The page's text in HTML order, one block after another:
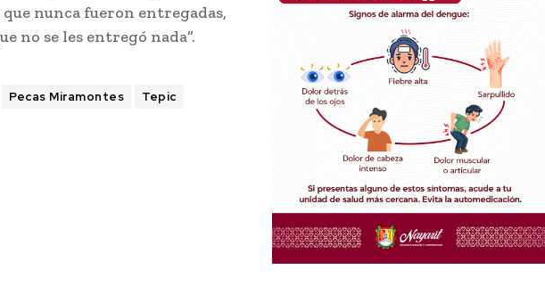
nunca fueron entregadas,
no se les entregó nada”.
Pecas Miramontes Tepic